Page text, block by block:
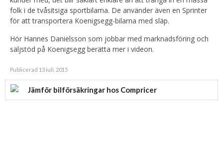
folk i de tvåsitsiga sportbilarna. De använder även en Sprinter
för att transportera Koenigsegg-bilarna med släp.
Hör Hannes Danielsson som jobbar med marknadsföring och
säljstöd på Koenigsegg berätta mer i videon.
Publicerad 13 juli, 2015
Jämför bilförsäkringar hos Compricer